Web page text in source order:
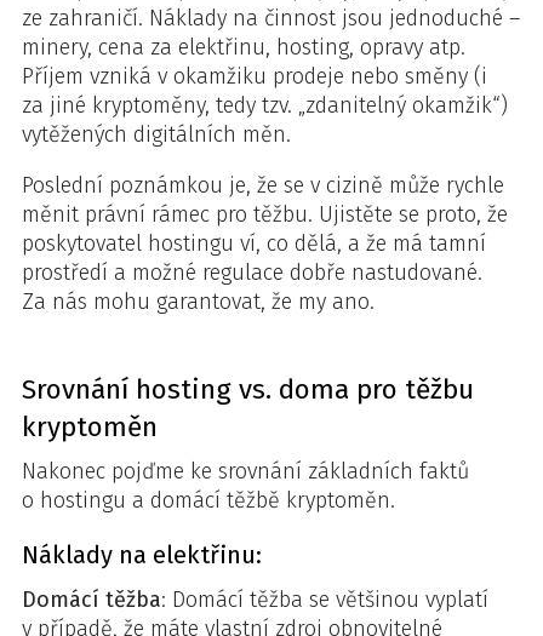
ze zahraničí. Náklady na činnost jsou jednoduché –
minery, cena za elektřinu, hosting, opravy atp.
Příjem vzniká v okamžiku prodeje nebo směny (i
za jiné kryptoměny, tedy tzv. „zdanitelný okamžik“)
vytěžených digitálních měn.
Poslední poznámkou je, že se v cizině může rychle
měnit právní rámec pro těžbu. Ujistěte se proto, že
poskytovatel hostingu ví, co dělá, a že má tamní
prostředí a možné regulace dobře nastudované.
Za nás mohu garantovat, že my ano.
Srovnání hosting vs. doma pro těžbu
kryptoměn
Nakonec pojďme ke srovnání základních faktů
o hostingu a domácí těžbě kryptoměn.
Náklady na elektřinu:
Domácí těžba: Domácí těžba se většinou vyplatí
v případě, že máte vlastní zdroj obnovitelné